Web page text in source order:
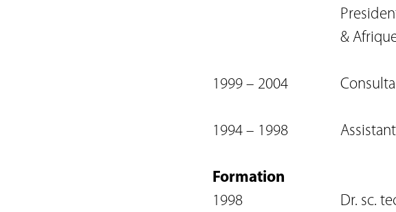
&
1999 – 2004
1994 – 1998
Formation
1998
Dr. sc.